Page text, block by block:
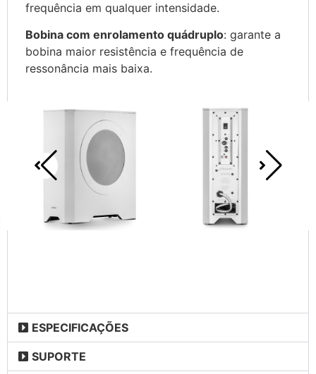
frequência em qualquer intensidade.
Bobina com enrolamento quádruplo: garante a
bobina maior resistência e frequência de
ressonância mais baixa.
ESPECIFICAÇÕES
SUPORTE